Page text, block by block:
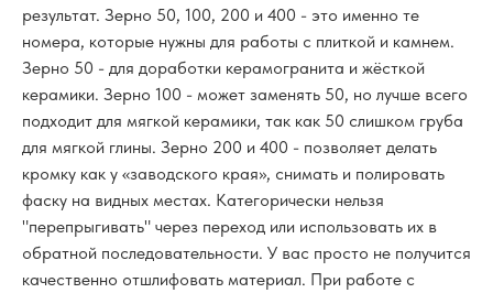
результат. Зерно 50, 100, 200 и 400 - это именно те
номера, которые нужны для работы с плиткой и камнем.
Зерно 50 - для доработки керамогранита и жёсткой
керамики. Зерно 100 - может заменять 50, но лучше всего
подходит для мягкой керамики, так как 50 слишком груба
для мягкой глины. Зерно 200 и 400 - позволяет делать
кромку как у «заводского края», снимать и полировать
фаску на видных местах. Категорически нельзя
"перепрыгивать" через переход или использовать их в
обратной последовательности. У вас просто не получится
качественно отшлифовать материал. При работе с